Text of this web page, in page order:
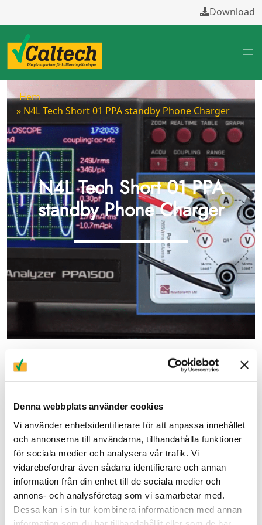
Denna webbplats använder cookies
Vi använder enhetsidentifierare för att anpassa innehållet
och annonserna till användarna, tillhandahålla funktioner
för sociala medier och analysera vår trafik. Vi
vidarebefordrar även sådana identifierare och annan
information från din enhet till de sociala medier och
annons- och analysföretag som vi samarbetar med.
Dessa kan i sin tur kombinera informationen med annan
Download
Hem
» N4L Tech Short 01 PPA standby Phone Charger
N4L Tech Short 01 PPA
standby Phone Charger